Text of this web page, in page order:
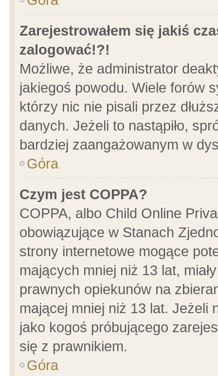
Zarejestrowałem się jakiś
zalogować!?!
Możliwe, że administrator
jakiegoś powodu. Wiele forów
którzy nic nie pisali przez
danych. Jeżeli to nastąpiło,
bardziej zaangażowanym w
Góra
Czym jest COPPA?
COPPA, albo Child Online
obowiązujące w Stanach
strony internetowe mogące
mających mniej niż 13 lat,
prawnych opiekunów na
mającej mniej niż 13 lat. Jeżeli
jako kogoś próbującego
się z prawnikiem.
Góra